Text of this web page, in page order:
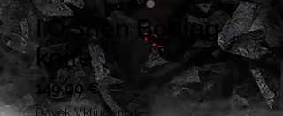
I.O.Shen Boning
knife
149,00 €Price
Davek Vključeno